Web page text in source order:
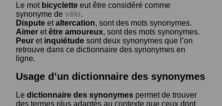
Le mot bicyclette eut être considéré comme
synonyme de vélo.
Dispute etaltercation, sont des mots synonymes.
Aimer etêtre amoureux, sont des mots synonymes.
Peur et inquiétude sont deux synonymes que l’on
retrouve dans ce dictionnaire des synonymes en
ligne.
Usage d’un dictionnaire des synonymes
Le dictionnaire des synonymes permet de trouver
des termes plus adaptés au contexte que ceux dont